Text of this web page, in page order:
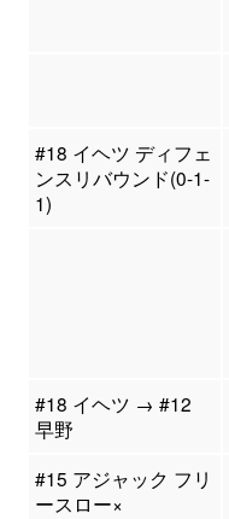
#18 イヘツ ディフェ
ンスリバウンド(0-1-
1)
#18 イヘツ → #12
早野
#15 アジャック フリ
ースロー×